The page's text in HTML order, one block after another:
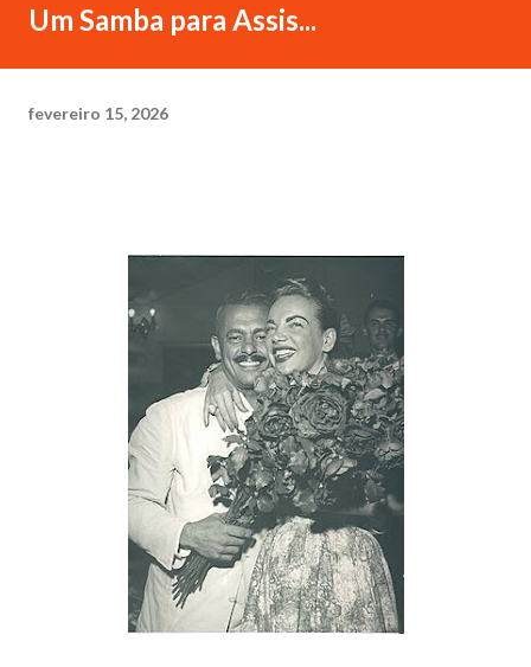
Um Samba para Assis...
fevereiro 15, 2026